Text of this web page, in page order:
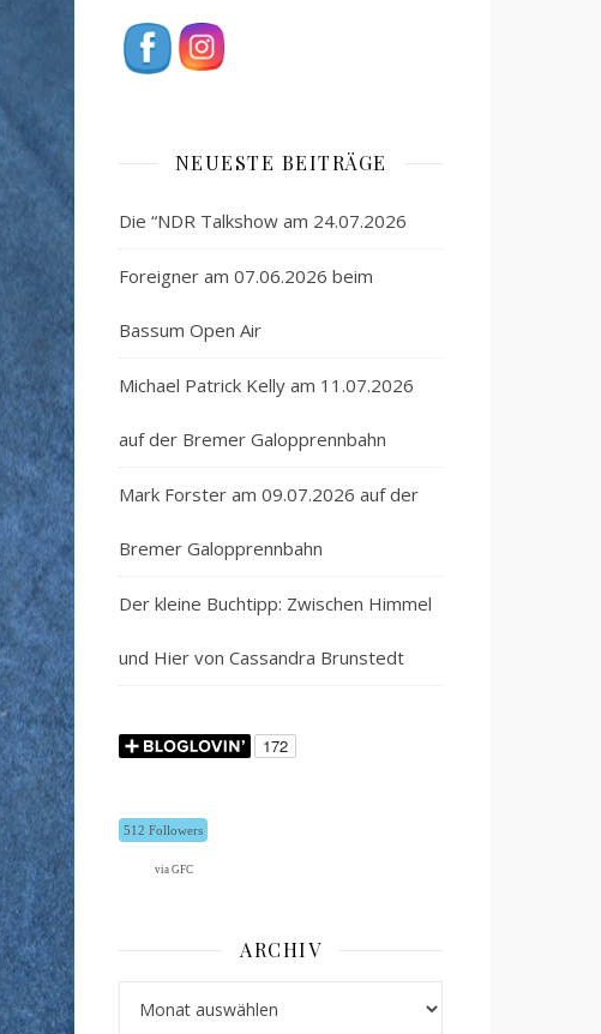
NEUESTE BEITRÄGE
Die “NDR Talkshow am 24.07.2026
Foreigner am 07.06.2026 beim
Bassum Open Air
Michael Patrick Kelly am 11.07.2026
auf der Bremer Galopprennbahn
Mark Forster am 09.07.2026 auf der
Bremer Galopprennbahn
Der kleine Buchtipp: Zwischen Himmel
und Hier von Cassandra Brunstedt
512 Followers
via GFC
ARCHIV